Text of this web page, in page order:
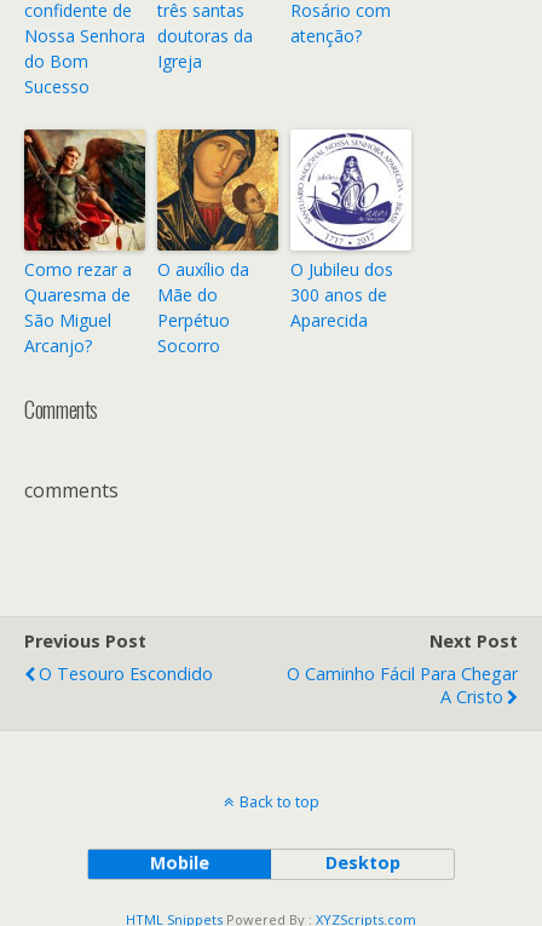
confidente de
Nossa Senhora
do Bom
Sucesso
três santas
doutoras da
Igreja
Rosário com
atenção?
Como rezar a
Quaresma de
São Miguel
Arcanjo?
O auxílio da
Mãe do
Perpétuo
Socorro
O Jubileu dos
300 anos de
Aparecida
Comments
comments
Previous Post
O Tesouro Escondido
Next Post
O Caminho Fácil Para Chegar
A Cristo
Back to top
Mobile Desktop
HTML Snippets Powered By : XYZScripts.com